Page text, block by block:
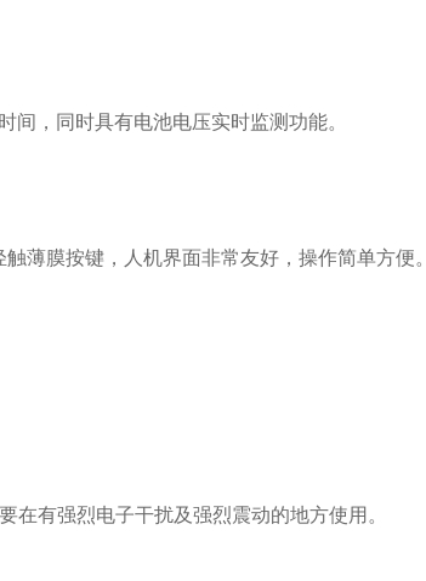
间，同时具有电池电压实时监测功能。
薄膜按键，人机界面非常友好，操作简单方便。
有强烈电子干扰及强烈震动的地方使用。